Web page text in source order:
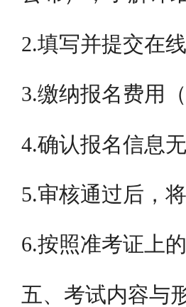
2.填写并提交在
3.缴纳报名费用
4.确认报名信息
5.审核通过后，
6.按照准考证上
五、考试内容与